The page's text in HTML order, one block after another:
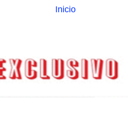
Inicio